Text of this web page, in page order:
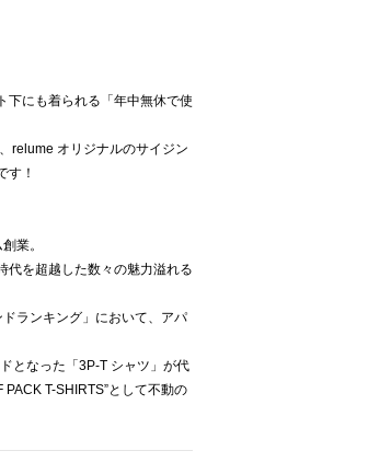
下にも着られる「年中無休で使
relume オリジナルのサイジン
す！
業。
代を超越した数々の魅力溢れる
ランキング」において、アパ
となった「3P-T シャツ」が代
T-SHIRTS”として不動の